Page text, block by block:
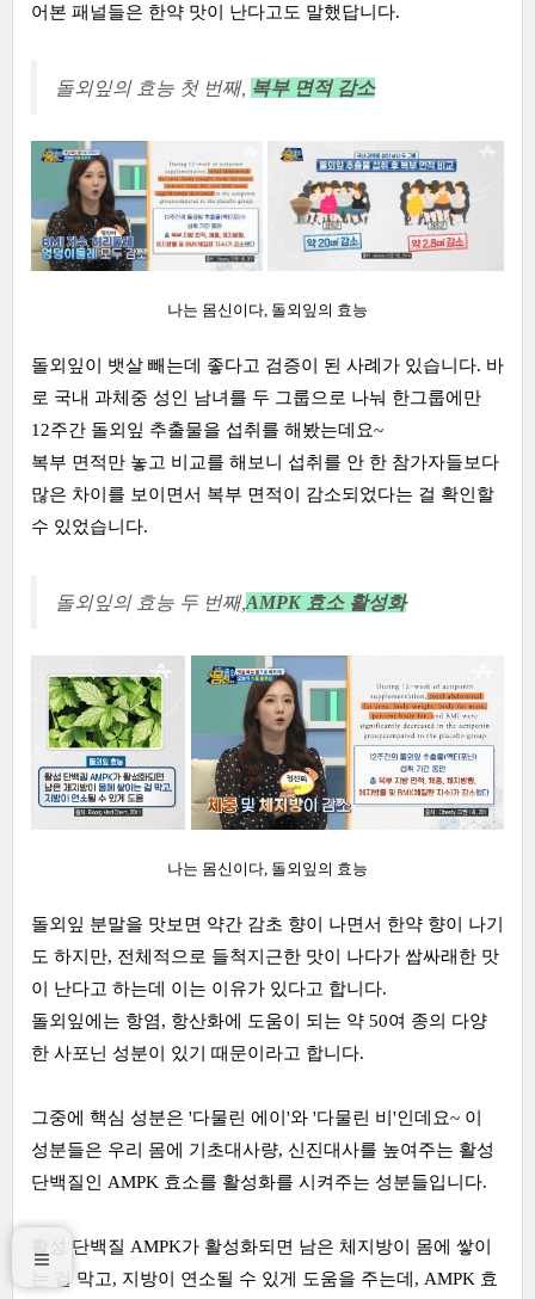
어본 패널들은 한약 맛이 난다고도 말했답니다.
돌외잎의 효능 첫 번째, 복부 면적 감소
나는 몸신이다, 돌외잎의 효능
돌외잎이 뱃살 빼는데 좋다고 검증이 된 사례가 있습니다. 바
로 국내 과체중 성인 남녀를 두 그룹으로 나눠 한그룹에만
12주간 돌외잎 추출물을 섭취를 해봤는데요~
복부 면적만 놓고 비교를 해보니 섭취를 안 한 참가자들보다
많은 차이를 보이면서 복부 면적이 감소되었다는 걸 확인할
수 있었습니다.
돌외잎의 효능 두 번째,AMPK 효소 활성화
나는 몸신이다, 돌외잎의 효능
돌외잎 분말을 맛보면 약간 감초 향이 나면서 한약 향이 나기
도 하지만, 전체적으로 들척지근한 맛이 나다가 쌉싸래한 맛
이 난다고 하는데 이는 이유가 있다고 합니다.
돌외잎에는 항염, 항산화에 도움이 되는 약 50여 종의 다양
한 사포닌 성분이 있기 때문이라고 합니다.
그중에 핵심 성분은 '다물린 에이'와 '다물린 비'인데요~ 이
성분들은 우리 몸에 기초대사량, 신진대사를 높여주는 활성
단백질인 AMPK 효소를 활성화를 시켜주는 성분들입니다.
활성 단백질 AMPK가 활성화되면 남은 체지방이 몸에 쌓이
는 걸 막고, 지방이 연소될 수 있게 도움을 주는데, AMPK 효